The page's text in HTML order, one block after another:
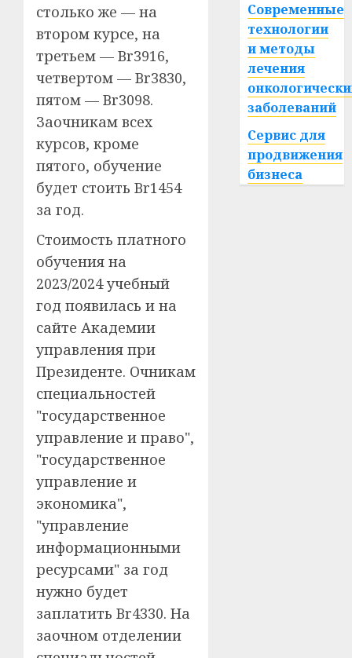
столько же — на
втором курсе, на
третьем — Br3916,
четвертом — Br3830,
пятом — Br3098.
Заочникам всех
курсов, кроме
пятого, обучение
будет стоить Br1454
за год.
Стоимость платного
обучения на
2023/2024 учебный
год появилась и на
сайте Академии
управления при
Президенте. Очникам
специальностей
"государственное
управление и право",
"государственное
управление и
экономика",
"управление
информационными
ресурсами" за год
нужно будет
заплатить Br4330. На
заочном отделении
Современные
технологии
и методы
лечения
заболеваний
Сервис для
продвижения
бизнеса